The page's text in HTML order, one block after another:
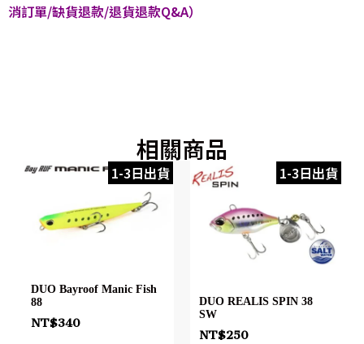
消訂單/缺貨退款/退貨退款Q&A）
相關商品
1-3日出貨
DUO Bayroof Manic Fish
88
NT$340
1-3日出貨
DUO REALIS SPIN 38
SW
NT$250